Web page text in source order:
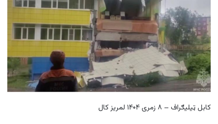
کابل ټیلیګراف – ۸ زمری ۱۴۰۴ لمریز کال